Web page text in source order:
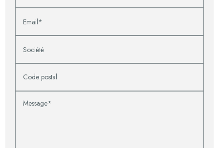
Email*
Société
Code postal
Message*